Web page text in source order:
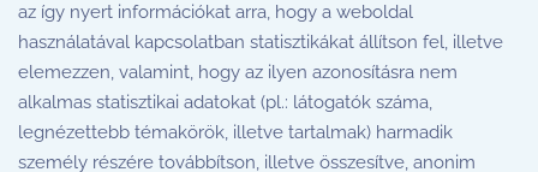
az így nyert információkat arra, hogy a weboldal
használatával kapcsolatban statisztikákat állítson fel, illetve
elemezzen, valamint, hogy az ilyen azonosításra nem
alkalmas statisztikai adatokat (pl.: látogatók száma,
legnézettebb témakörök, illetve tartalmak) harmadik
személy részére továbbítson, illetve összesítve, anonim